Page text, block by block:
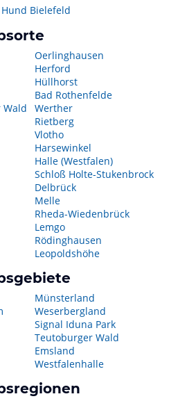
Bielefeld
Wald
Oerlinghausen
Herford
Hüllhorst
Bad Rothenfelde
Werther
Rietberg
Vlotho
Harsewinkel
Halle (Westfalen)
Schloß Holte-Stukenbrock
Delbrück
Melle
Rheda-Wiedenbrück
Lemgo
Rödinghausen
Leopoldshöhe
Münsterland
Weserbergland
Signal Iduna Park
Teutoburger Wald
Emsland
Westfalenhalle